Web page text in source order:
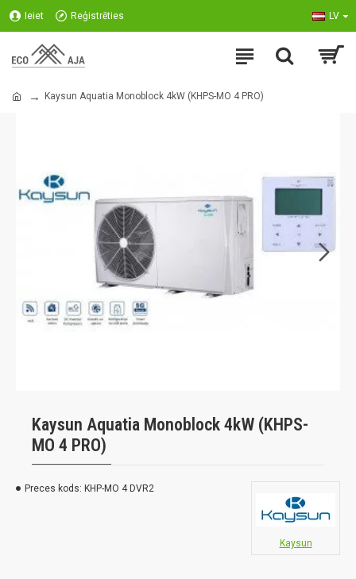
Ieiet Reģistrēties LV
Kaysun Aquatia Monoblock 4kW (KHPS-MO 4 PRO)
Kaysun Aquatia Monoblock 4kW (KHPS-
MO 4 PRO)
Preces kods: KHP-MO 4 DVR2
Kaysun